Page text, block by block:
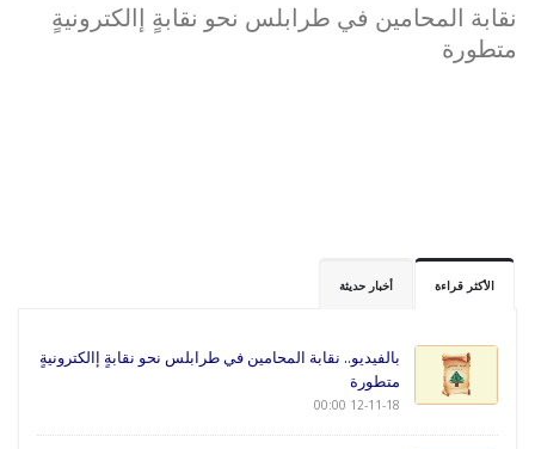
نقابة المحامين في طرابلس نحو نقابةٍ إالكترونيةٍ
متطورة
الأكثر قراءة أخبار حديثة
بالفيديو.. نقابة المحامين في طرابلس نحو نقابةٍ إالكترونيةٍ
متطورة
12-11-18 00:00